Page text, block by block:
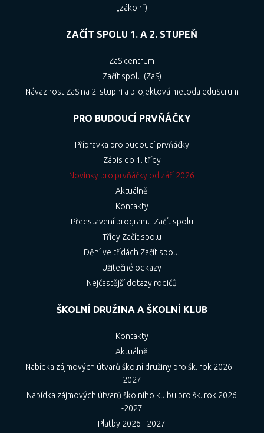
„zákon“)
ZAČÍT SPOLU 1. A 2. STUPEŇ
ZaS centrum
Začít spolu (ZaS)
Návaznost ZaS na 2. stupni a projektová metoda eduScrum
PRO BUDOUCÍ PRVŇÁČKY
Přípravka pro budoucí prvňáčky
Zápis do 1. třídy
Novinky pro prvňáčky od září 2026
Aktuálně
Kontakty
Představení programu Začít spolu
Třídy Začít spolu
Dění ve třídách Začít spolu
Užitečné odkazy
Nejčastější dotazy rodičů
ŠKOLNÍ DRUŽINA A ŠKOLNÍ KLUB
Kontakty
Aktuálně
Nabídka zájmových útvarů školní družiny pro šk. rok 2026 –
2027
Nabídka zájmových útvarů školního klubu pro šk. rok 2026
-2027
Platby 2026 - 2027